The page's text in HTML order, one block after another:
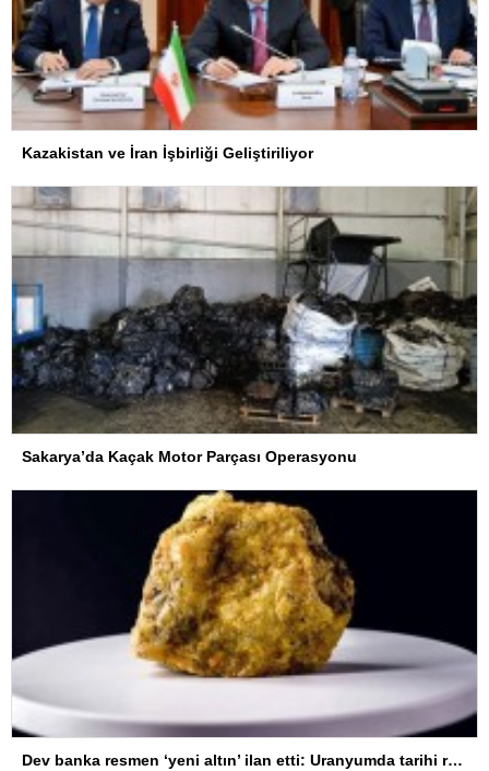
Kazakistan ve İran İşbirliği Geliştiriliyor
Sakarya’da Kaçak Motor Parçası Operasyonu
Dev banka resmen ‘yeni altın’ ilan etti: Uranyumda tarihi rekorlara çok az kaldı